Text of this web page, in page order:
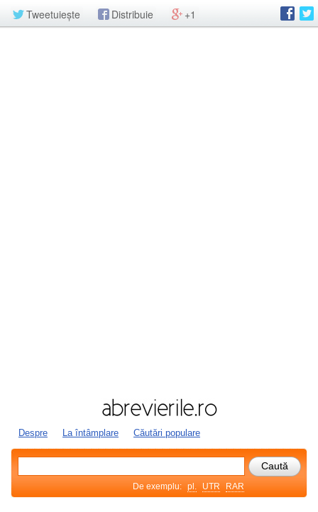
Tweetuiește Distribuie +1
Despre La întâmplare Căutări populare
De exemplu: pl. UTR RAR